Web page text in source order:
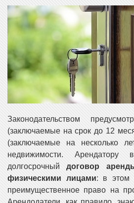
Законодательством
(заключаемые на срок до 12
(заключаемые на несколько
недвижимости. Арендатору
долгосрочныйдоговор
физическими лицами: в этом
преимущественное право на